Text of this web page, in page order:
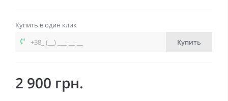
Купить в один клик
Купить
2 900 грн.